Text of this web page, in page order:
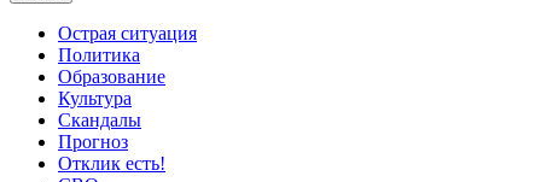
Острая ситуация
Политика
Образование
Культура
Скандалы
Прогноз
Отклик есть!